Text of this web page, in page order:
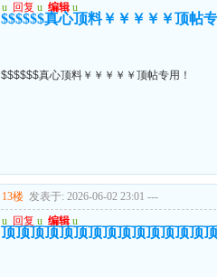
u 回复 u 编辑 u
$$$$$$真心顶料￥￥￥￥￥顶帖
$$$$$$真心顶料￥￥￥￥￥顶帖专用！
13楼 发表于: 2026-06-02 23:01 ---
u 回复 u 编辑 u
顶顶顶顶顶顶顶顶顶顶顶顶顶顶顶